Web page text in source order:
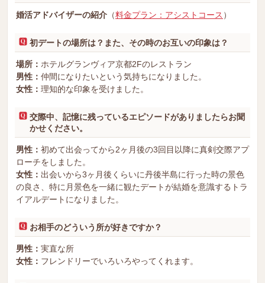
婚活アドバイザーの紹介 （料金プラン：アシストコース ）
初デートの場所は？また、その時のお互いの印象は？
場所： ホテルグランヴィア京都2Fのレストラン
男性： 仲間になりたいという気持ちになりました。
女性： 理知的な印象を受けました。
交際中、記憶に残っているエピソードがありましたらお聞
かせください。
男性： 初めて出会ってから2ヶ月後の3回目以降に真剣交際アプ
ローチをしました。
女性： 出会いから3ヶ月後くらいに丹後半島に行った時の景色
の良さ、特に月景色を一緒に観たデートが結婚を意識するトラ
イアルデートになりました。
お相手のどういう所が好きですか？
男性： 実直な所
女性： フレンドリーでいろいろやってくれます。